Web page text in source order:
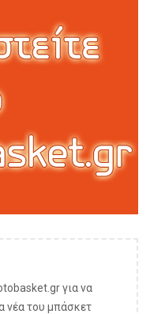
για να
νέα του μπάσκετ